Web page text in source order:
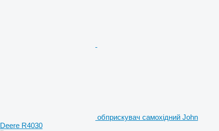
обприскувач самохідний John
Deere R4030